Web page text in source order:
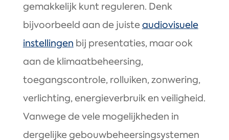
gemakkelijk kunt reguleren. Denk
bijvoorbeeld aan de juisteaudiovisuele
instellingen bij presentaties, maar ook
aan de klimaatbeheersing,
toegangscontrole, rolluiken, zonwering,
verlichting, energieverbruik en veiligheid.
Vanwege de vele mogelijkheden in
dergelijke gebouwbeheersingsystemen